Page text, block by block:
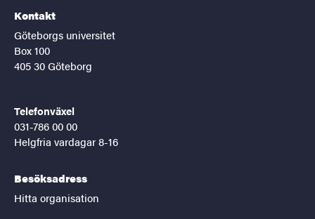
Kontakt
Göteborgs universitet
Box 100
405 30 Göteborg
Telefonväxel
031-786 00 00
Helgfria vardagar 8-16
Besöksadress
Hitta organisation